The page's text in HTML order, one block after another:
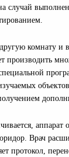
случай
комнату и
производить
аппарат
Врач
протокол,